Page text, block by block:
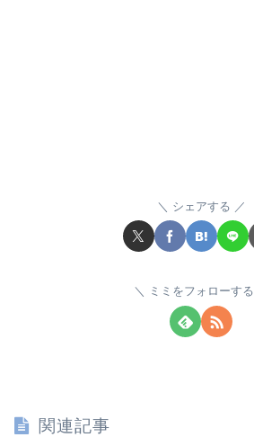
シェアする
ミミをフォローする
関連記事